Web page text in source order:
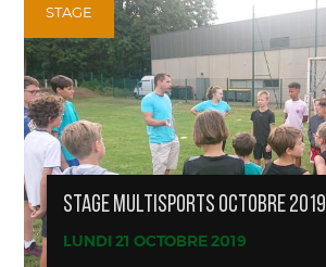
STAGE
STAGE MULTISPORTS OCTOBRE 2019
LUNDI 21 OCTOBRE 2019